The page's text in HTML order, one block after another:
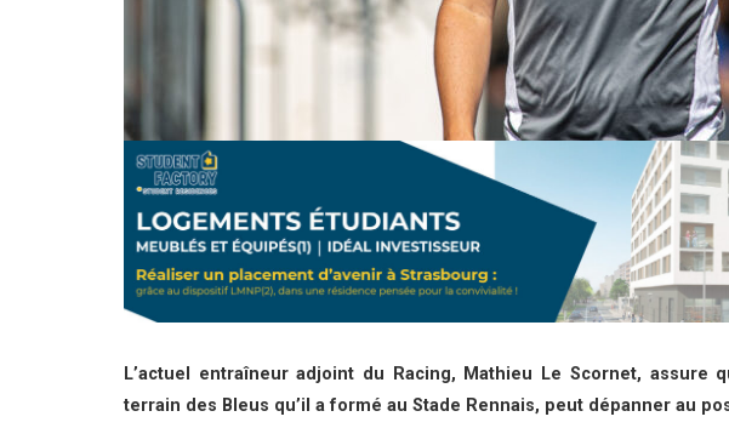
L’actuel entraîneur adjoint du Racing, Mathieu Le Scornet, assure
terrain des Bleus qu’il a formé au Stade Rennais, peut dépanner au